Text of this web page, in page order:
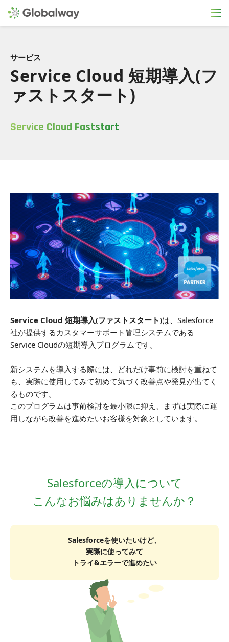
サービス
Service Cloud 短期導入(フ
ァストスタート)
Service Cloud Faststart
Service Cloud 短期導入(ファストスタート)は、Salesforce
社が提供するカスタマーサポート管理システムである
Service Cloudの短期導入プログラムです。
新システムを導入する際には、どれだけ事前に検討を重ねて
も、実際に使用してみて初めて気づく改善点や発見が出てく
るものです。
このプログラムは事前検討を最小限に抑え、まずは実際に運
用しながら改善を進めたいお客様を対象としています。
Salesforceの導入について
こんなお悩みはありませんか？
Salesforceを使いたいけど、
実際に使ってみて
トライ&エラーで進めたい